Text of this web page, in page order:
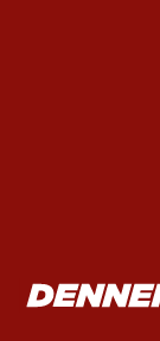
Ch.
Francia,
Buono a